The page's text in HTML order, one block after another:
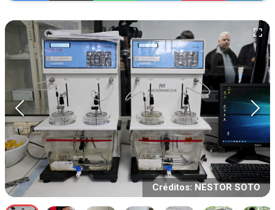
Créditos: NESTOR SOTO